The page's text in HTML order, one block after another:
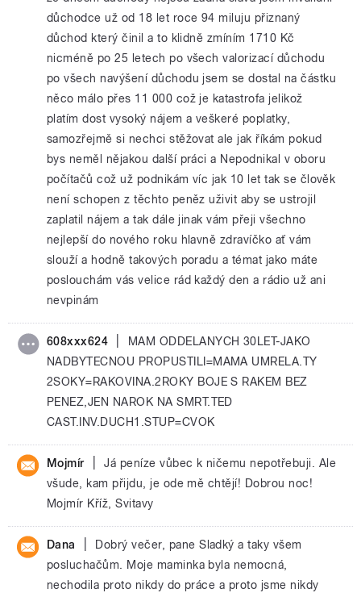
důchodce už od 18 let roce 94 miluju přiznaný
důchod který činil a to klidně zmíním 1710 Kč
nicméně po 25 letech po všech valorizací důchodu
po všech navýšení důchodu jsem se dostal na částku
něco málo přes 11 000 což je katastrofa jelikož
platím dost vysoký nájem a veškeré poplatky,
samozřejmě si nechci stěžovat ale jak říkám pokud
bys neměl nějakou další práci a Nepodnikal v oboru
počítačů což už podnikám víc jak 10 let tak se člověk
není schopen z těchto peněz uživit aby se ustrojil
zaplatil nájem a tak dále jinak vám přeji všechno
nejlepší do nového roku hlavně zdravíčko ať vám
slouží a hodně takových poradu a témat jako máte
poslouchám vás velice rád každý den a rádio už ani
nevpinám
608xxx624
MAM ODDELANYCH 30LET-JAKO
NADBYTECNOU PROPUSTILI=MAMA UMRELA.TY
2SOKY=RAKOVINA.2ROKY BOJE S RAKEM BEZ
PENEZ,JEN NAROK NA SMRT.TED
CAST.INV.DUCH1.STUP=CVOK
Mojmír
Já peníze vůbec k ničemu nepotřebuji. Ale
všude, kam přijdu, je ode mě chtějí! Dobrou noc!
Mojmír Kříž, Svitavy
Dana
Dobrý večer, pane Sladký a taky všem
posluchačům. Moje maminka byla nemocná,
nechodila proto nikdy do práce a proto jsme nikdy